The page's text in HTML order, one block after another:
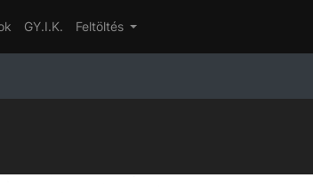
GY.I.K. Feltöltés